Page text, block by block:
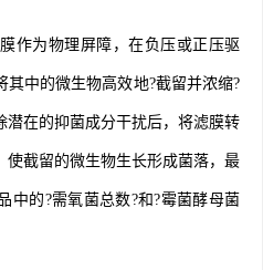
作为物理屏障，在负压或正压驱
中的微生物高效地?截留并浓缩?
潜在的抑菌成分干扰后，将滤膜转
使截留的微生物生长形成菌落，最
中的?需氧菌总数?和?霉菌酵母菌